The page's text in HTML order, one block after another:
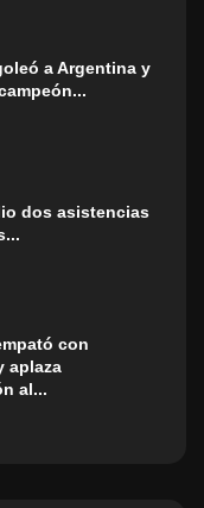
a Argentina y
dos asistencias
con
aplaza
al...